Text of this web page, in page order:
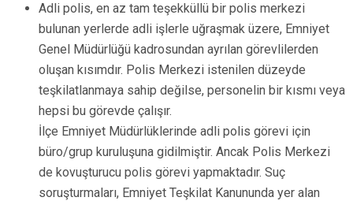
Gördes
Köprübaşı
Turgutlu
Şehzadeler
Yunusemre
Adli polis, en az tam teşekküllü bir polis merkezi
bulunan yerlerde adli işlerle uğraşmak üzere, Emniyet
Genel Müdürlüğü kadrosundan ayrılan görevlilerden
oluşan kısımdır. Polis Merkezi istenilen düzeyde
teşkilatlanmaya sahip değilse, personelin bir kısmı veya
hepsi bu görevde çalışır.
İlçe Emniyet Müdürlüklerinde adli polis görevi için
büro/grup kuruluşuna gidilmiştir. Ancak Polis Merkezi
de kovuşturucu polis görevi yapmaktadır. Suç
soruşturmaları, Emniyet Teşkilat Kanununda yer alan